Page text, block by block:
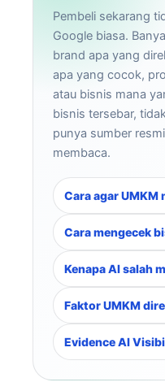
Pembeli sekarang
Google biasa.
brand apa yang
apa yang cocok,
atau bisnis mana
bisnis tersebar,
punya sumber
membaca.
Cara agar UMKM
Cara mengecek
Kenapa AI salah
Faktor UMKM
Evidence AI